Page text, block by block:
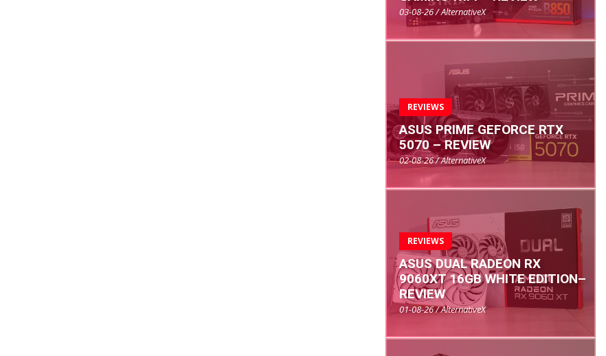
03-08-26 / AlternativeX
REVIEWS
ASUS PRIME GEFORCE RTX
5070 – REVIEW
02-08-26 / AlternativeX
REVIEWS
ASUS DUAL RADEON RX
9060XT 16GB WHITE EDITION–
REVIEW
01-08-26 / AlternativeX